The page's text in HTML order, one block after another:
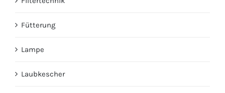
Fütterung
Lampe
Laubkescher